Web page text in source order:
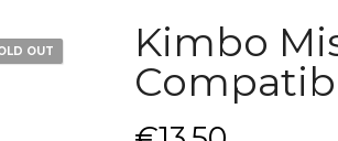
OUT
Kimbo